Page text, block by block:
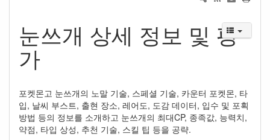
눈쓰개 상세 정보 및 평
가
포켓몬고 눈쓰개의 노말 기술, 스페셜 기술, 카운터 포켓몬, 타
입, 날씨 부스트, 출현 장소, 레어도, 도감 데이터, 입수 및 포획
방법 등의 정보를 소개하고 눈쓰개의 최대CP, 종족값, 능력치,
약점, 타입 상성, 추천 기술, 스킬 팁 등을 공략.